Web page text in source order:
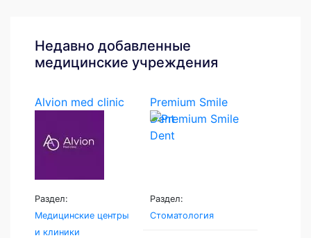
Недавно добавленные
медицинские учреждения
Alvion med clinic
Раздел:
Медицинские центры
и клиники
Premium Smile
Dent
Раздел:
Стоматология